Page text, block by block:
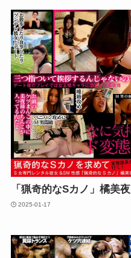
「猟奇的なSカノ」橘美夜
2025-01-17